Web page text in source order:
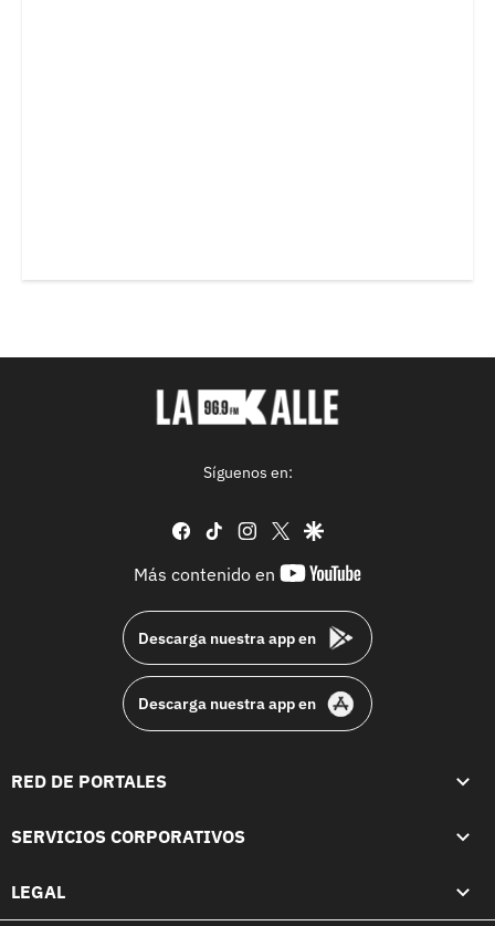
Síguenos en:
facebook
tiktok instagram
twittergoogle
Más contenido en
youtube-
Descarga nuestra app en
Descarga nuestra app en
RED DE PORTALES
SERVICIOS CORPORATIVOS
LEGAL